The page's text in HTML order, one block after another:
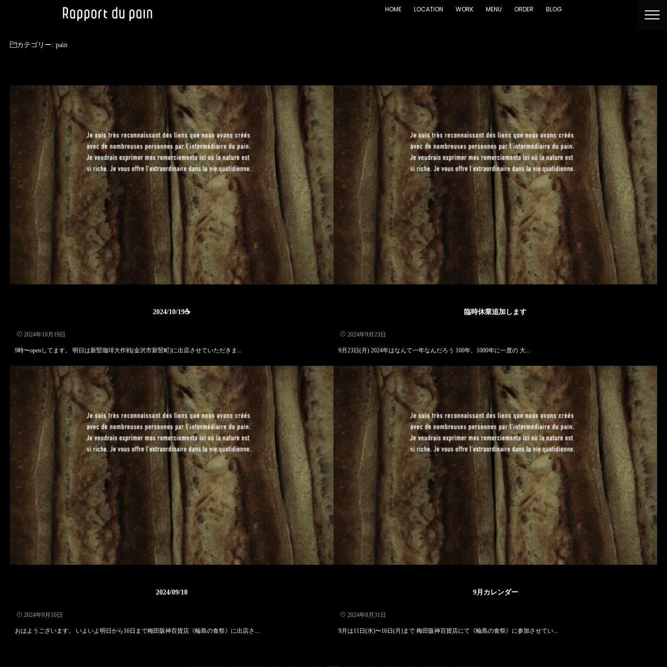
HOME LOCATION WORK MENU ORDER BLOG
カテゴリー: pain
2024/10/19☕️
2024年10月19日
9時〜openしてます。 明日は新竪珈琲大作戦(金沢市新竪町)に出店させていただきま...
臨時休業追加します
2024年9月23日
9月23日(月) 2024年はなんて一年なんだろう 100年、1000年に一度の 大...
2024/09/10
2024年9月10日
おはようございます。 いよいよ明日から16日まで梅田阪神百貨店《輪島の食祭》に出店さ...
9月カレンダー
2024年8月31日
9月は11日(水)〜16日(月)まで 梅田阪神百貨店にて《輪島の食祭》に参加させてい...